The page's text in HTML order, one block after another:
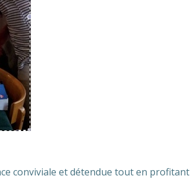
conviviale et détendue tout en